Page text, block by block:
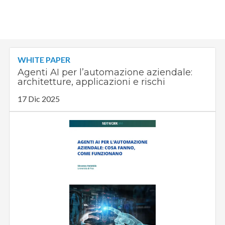
WHITE PAPER
Agenti AI per l’automazione aziendale:
architetture, applicazioni e rischi
17 Dic 2025